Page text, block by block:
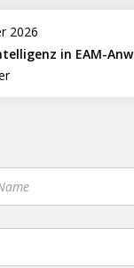
2026
in EAM-